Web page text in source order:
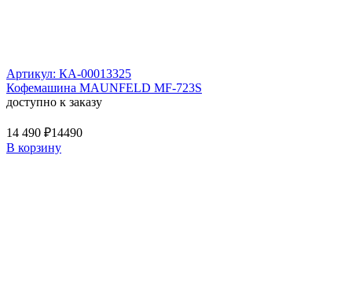
Артикул: КА-00013325
Кофемашина MAUNFELD MF-723S
доступно к заказу
14 490 ₽14490
В корзину